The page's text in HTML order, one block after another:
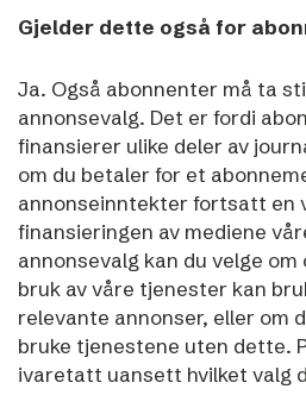
Gjelder dette også for
Ja. Også abonnenter må ta
annonsevalg. Det er fordi
finansierer ulike deler av
om du betaler for et
annonseinntekter fortsatt en
finansieringen av mediene
annonsevalg kan du velge
bruk av våre tjenester kan
relevante annonser, eller om
bruke tjenestene uten dette.
ivaretatt uansett hvilket valg